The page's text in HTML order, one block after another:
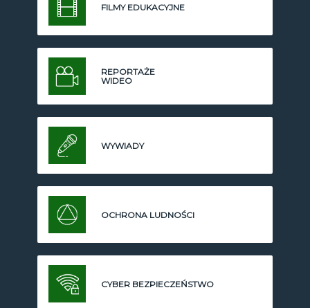
FILMY EDUKACYJNE
REPORTAŻE
WIDEO
WYWIADY
OCHRONA LUDNOŚCI
CYBER BEZPIECZEŃSTWO